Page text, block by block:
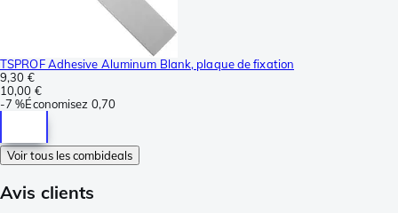
TSPROF Adhesive Aluminum Blank, plaque de fixation
9,30 €
10,00 €
-7 %Économisez 0,70
Voir tous les combideals
Avis clients